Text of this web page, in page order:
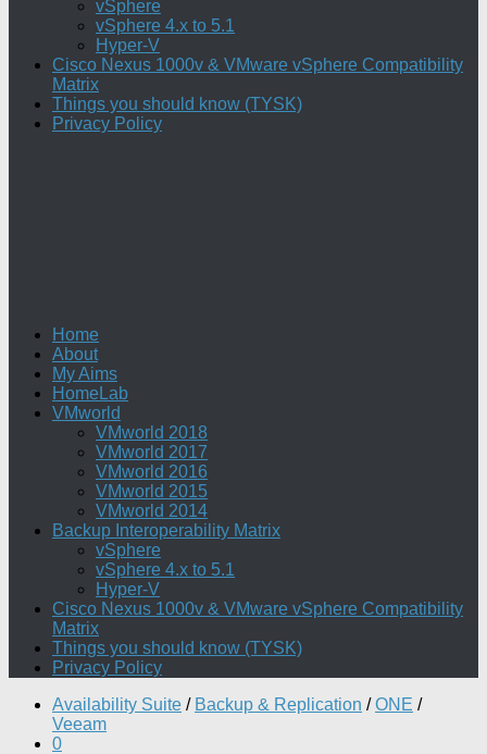
vSphere
vSphere 4.x to 5.1
Hyper-V
Cisco Nexus 1000v & VMware vSphere Compatibility
Matrix
Things you should know (TYSK)
Privacy Policy
Home
About
My Aims
HomeLab
VMworld
VMworld 2018
VMworld 2017
VMworld 2016
VMworld 2015
VMworld 2014
Backup Interoperability Matrix
vSphere
vSphere 4.x to 5.1
Hyper-V
Cisco Nexus 1000v & VMware vSphere Compatibility
Matrix
Things you should know (TYSK)
Privacy Policy
Availability Suite / Backup & Replication / ONE /
Veeam
0